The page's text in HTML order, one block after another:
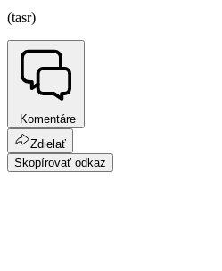
(tasr)
Komentáre
Zdielať
Skopírovať odkaz